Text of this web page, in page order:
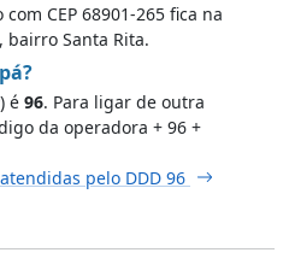
CEP 68901-265 fica na
, bairro Santa Rita.
é 96. Para ligar de outra
da operadora + 96 +
pelo DDD 96